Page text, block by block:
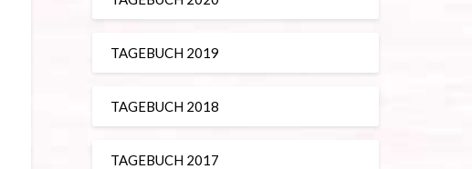
TAGEBUCH 2019
TAGEBUCH 2018
TAGEBUCH 2017